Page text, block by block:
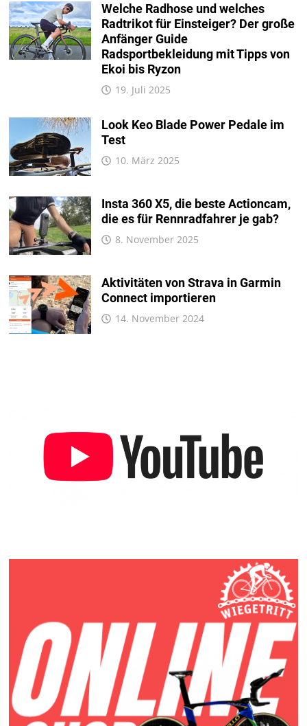
Welche Radhose und welches
Radtrikot für Einsteiger? Der große
Anfänger Guide
Radsportbekleidung mit Tipps von
Ekoi bis Ryzon
19. Juli 2025
Look Keo Blade Power Pedale im
Test
10. März 2025
Insta 360 X5, die beste Actioncam,
die es für Rennradfahrer je gab?
8. November 2025
Aktivitäten von Strava in Garmin
Connect importieren
14. November 2024